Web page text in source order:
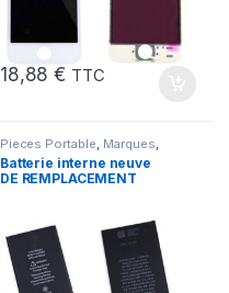
18,88€ TTC
Pieces Portable Marques
Apple iPhone 6s Batteries et
chargeurs,Batteries,Batteries
Apple
Batterie interne neuve
DE REMPLACEMENT